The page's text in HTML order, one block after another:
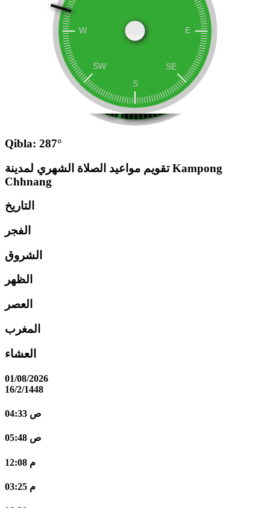
Qibla: 287°
تقويم مواعيد الصلاة الشهري لمدينة Kampong
Chhnang
التاريخ
الفجر
الشروق
الظهر
العصر
المغرب
العشاء
01/08/2026
16/2/1448
04:33 ص
05:48 ص
12:08 م
03:25 م